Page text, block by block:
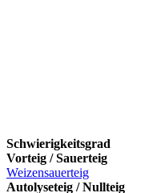
Schwierigkeitsgrad
Vorteig / Sauerteig
Weizensauerteig
Autolyseteig / Nullteig